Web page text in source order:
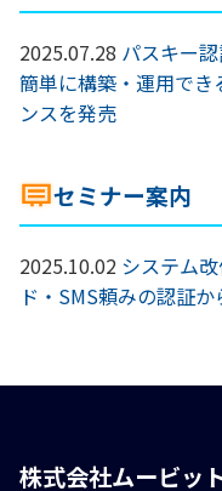
2025.07.28 パスキー
簡単に構築・運用で
ンスを発売
セミナー案内
2025.10.02 システム
ド・SMS頼みの認証
株式会社ムービッ